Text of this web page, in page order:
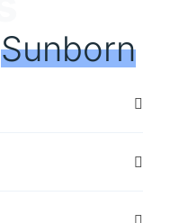
Sunborn